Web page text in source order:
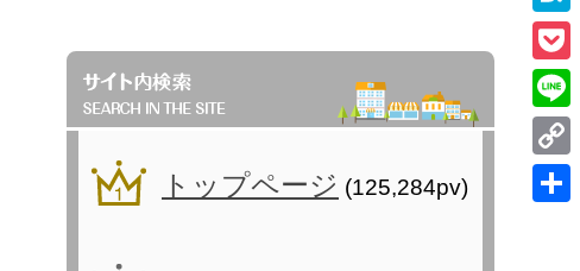
トップページ (125,284pv)
c
e
b
o
o
k
w
i
e
H
a
t
e
n
P
o
c
k
L
i
n
C